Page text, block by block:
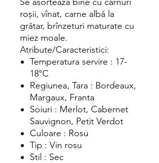
roșii, vînat, carne albă la
grătar, brînzeturi maturate cu
miez moale.
Atribute/Caracteristici:
Temperatura servire : 17-
18°C
Regiunea, Tara : Bordeaux,
Margaux, Franta
Soiuri : Merlot, Cabernet
Sauvignon, Petit Verdot
Culoare : Rosu
Tip : Vin rosu
Stil : Sec